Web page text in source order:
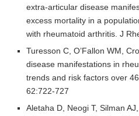
extra-articular disease
excess mortality in a
with rheumatoid arthritis. J
Turesson C, O’Fallon WM,
disease manifestations in
trends and risk factors over
62:722-727
Aletaha D, Neogi T, Silman